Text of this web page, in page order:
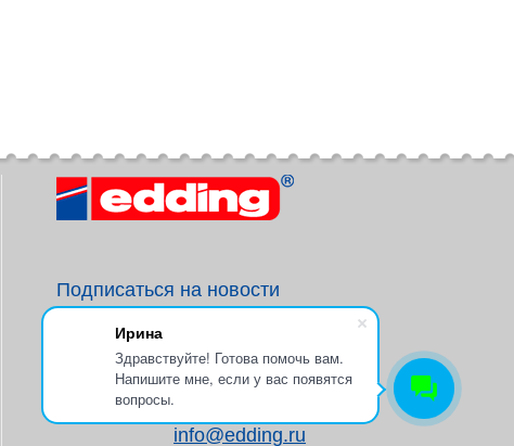
Ирина
Здравствуйте! Готова помочь вам.
Напишите мне, если у вас появятся
вопросы.
Подписаться на новости
+7 (495) 234-19-30
info@edding.ru